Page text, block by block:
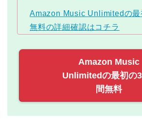
Amazon Music Unlimitedの最
無料の詳細確認はコチラ
Amazon Music
Unlimitedの最初の
間無料